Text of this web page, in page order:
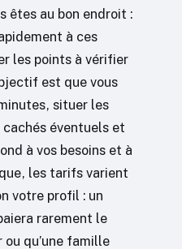
êtes au bon endroit :
à ces
les points à vérifier
est que vous
situer les
éventuels et
à vos besoins et à
les tarifs varient
votre profil : un
rarement le
ou qu’une famille